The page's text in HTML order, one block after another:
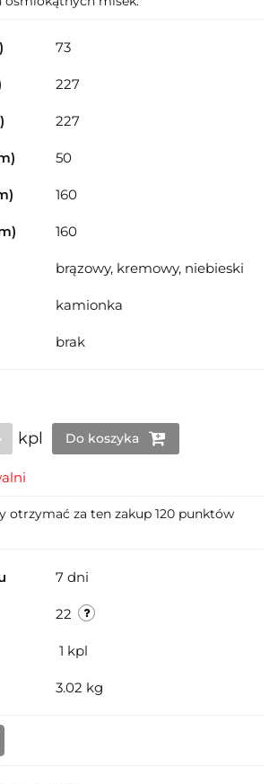
73
227
227
50
160
160
brązowy, kremowy, niebieski
kamionka
brak
kpl Do koszyka
otrzymać za ten zakup 120 punktów
7 dni
22
1 kpl
3.02 kg